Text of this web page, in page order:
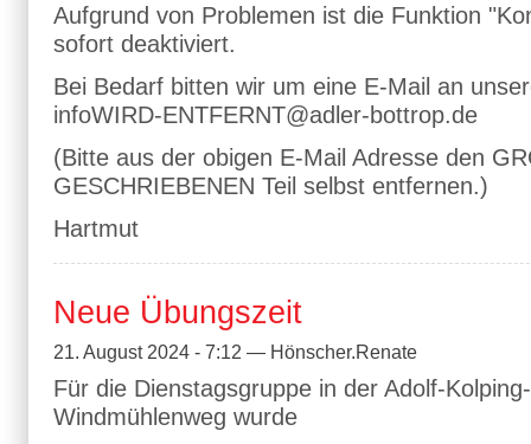
Aufgrund von Problemen ist die Funktion
sofort deaktiviert.
Bei Bedarf bitten wir um eine E-Mail an
infoWIRD-ENTFERNT@adler-bottrop.de
(Bitte aus der obigen E-Mail Adresse den
GESCHRIEBENEN Teil selbst entfernen.)
Hartmut
Neue Übungszeit
21. August 2024 - 7:12 — Hönscher.Renate
Für die Dienstagsgruppe in der Adolf-
Windmühlenweg wurde